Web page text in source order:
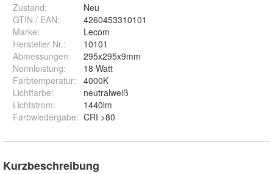
Zustand:
Neu
GTIN / EAN:
4260453310101
Marke:
Lecom
Hersteller Nr.:
10101
Abmessungen:
295x295x9mm
Nennleistung:
18 Watt
Farbtemperatur:
4000K
Lichtfarbe:
neutralweiß
Lichtstrom:
1440lm
Farbwiedergabe: CRI >80
Kurzbeschreibung